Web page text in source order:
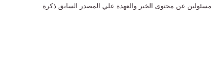
مسئولين عن محتوى الخبر والعهدة علي المصدر السابق ذكرة.